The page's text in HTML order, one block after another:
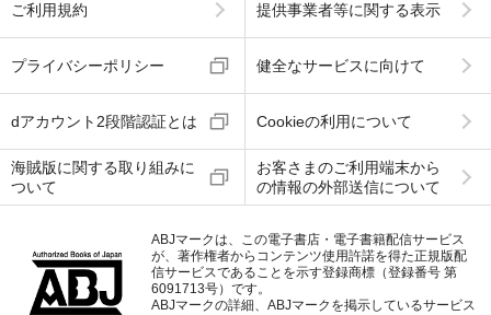
ご利用規約 提供事業者等に関する表示
プライバシーポリシー 健全なサービスに向けて
dアカウント2段階認証とは Cookieの利用について
海賊版に関する取り組みに
ついて
お客さまのご利用端末から
の情報の外部送信について
ABJマークは、この電子書店・電子書籍配信サービス
が、著作権者からコンテンツ使用許諾を得た正規版配
信サービスであることを示す登録商標（登録番号 第
6091713号）です。
ABJマークの詳細、ABJマークを掲示しているサービス